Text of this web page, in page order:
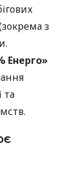
з
Енерго»
та